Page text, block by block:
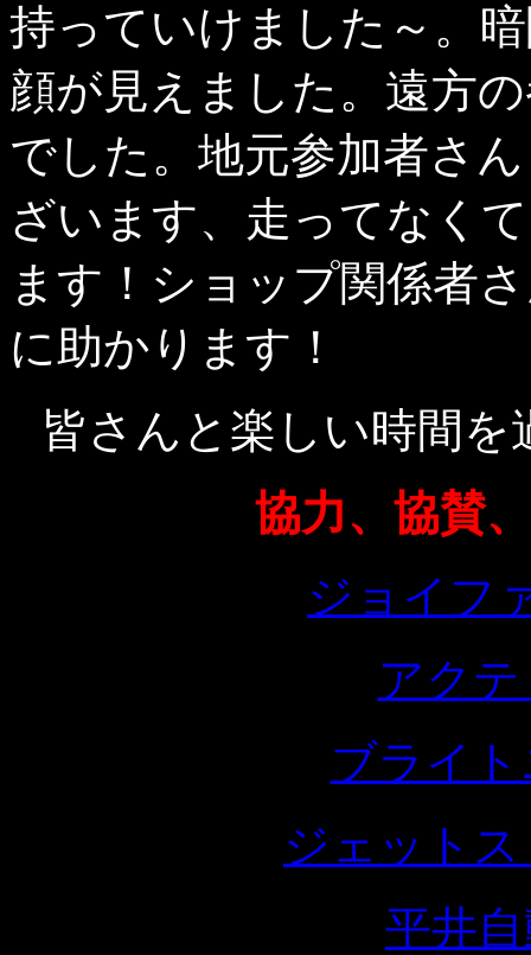
持っていけました～。
顔が見えました。遠方
でした。地元参加者さ
ざいます、走ってなく
ます！ショップ関係者
に助かります！
皆さんと楽しい時間
協力、協賛
ジョイフ
アク
ブライ
ジェット
平井